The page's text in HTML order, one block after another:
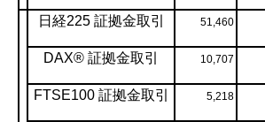
日経225 証拠金取引 51,460
DAX® 証拠金取引 10,707
FTSE100 証拠金取引 5,218